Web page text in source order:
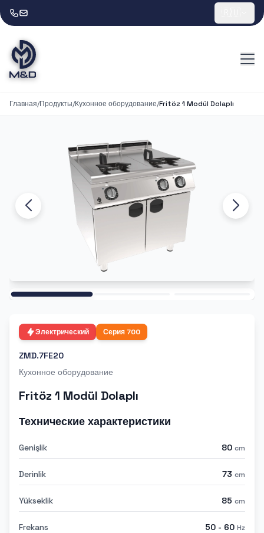
Главная/Продукты/Кухонное оборудование/Fritöz 1 Modül Dolaplı
Электрический Серия700
ZMD.7FE20
Кухонное оборудование
Fritöz 1 Modül Dolaplı
Технические характеристики
Genişlik 80 cm
Derinlik 73 cm
Yükseklik 85 cm
Frekans 50 - 60 Hz